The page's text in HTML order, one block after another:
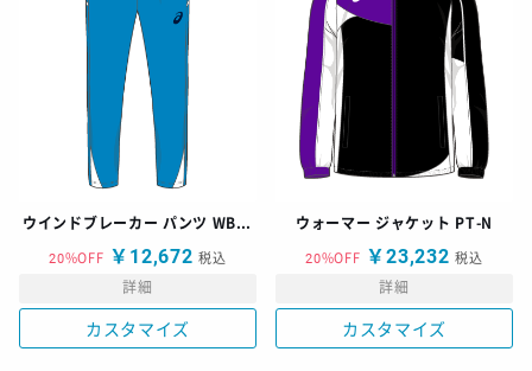
ウインドブレーカー パンツ WBB-N
20%OFF ￥12,672 税込
詳細
カスタマイズ
ウォーマー ジャケット PT-N
20%OFF ￥23,232 税込
詳細
カスタマイズ